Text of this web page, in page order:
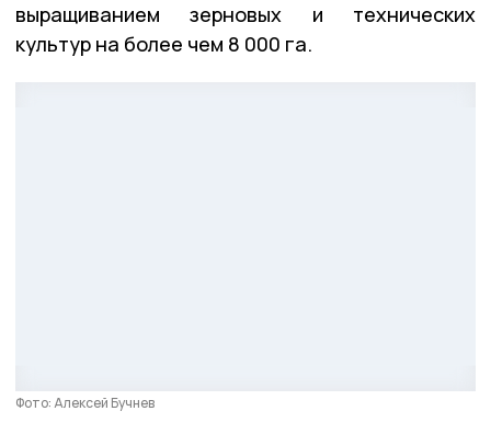
выращиванием зерновых и технических
культур на более чем 8 000 га.
Фото: Алексей Бучнев